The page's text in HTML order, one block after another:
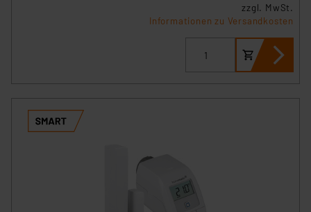
zzgl. MwSt.
Informationen zu Versandkosten